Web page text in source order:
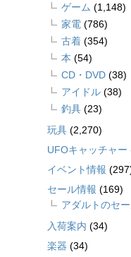
ゲーム (1,148)
家電 (786)
古着 (354)
本 (54)
CD・DVD (38)
アイドル (38)
釣具 (23)
玩具 (2,270)
UFOキャッチャー
イベント情報
セール情報 (169)
アダルトのセ
入荷案内 (34)
楽器 (34)